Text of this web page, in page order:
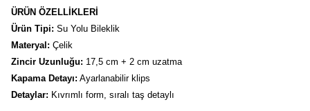
ÜRÜN ÖZELLİKLERİ
Ürün Tipi: Su Yolu Bileklik
Materyal: Çelik
Zincir Uzunluğu: 17,5 cm + 2 cm uzatma
Kapama Detayı: Ayarlanabilir klips
Detaylar: Kıvrımlı form, sıralı taş detaylı